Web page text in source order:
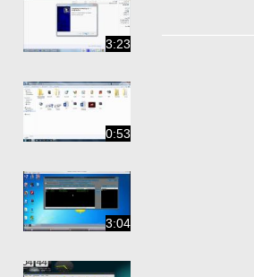
3:23
0:53
3:04